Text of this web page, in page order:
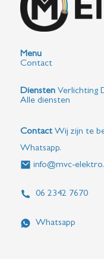
Contact
Diensten Verlichting
Alle diensten
ContactWij zijn te
Whatsapp.
info@mvc-
06 2342 7670
Whatsapp